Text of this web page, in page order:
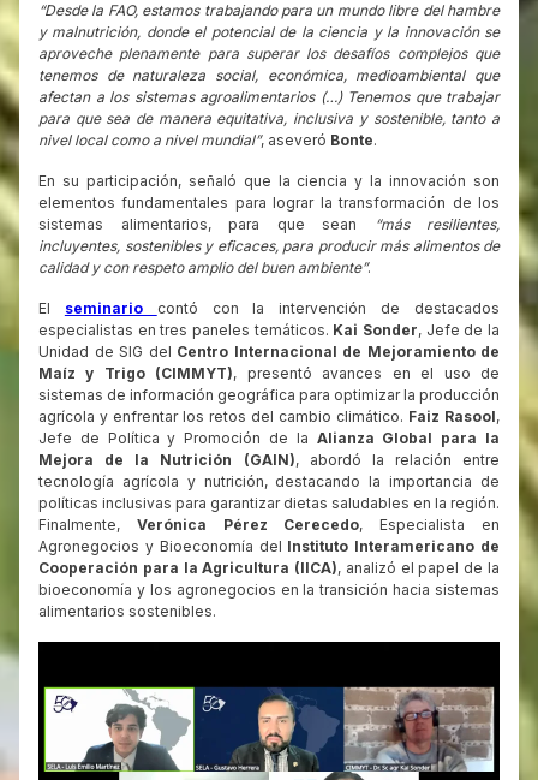
“Desde la FAO, estamos trabajando para un mundo libre del hambre
y malnutrición, donde el potencial de la ciencia y la innovación se
aproveche plenamente para superar los desafíos complejos que
tenemos de naturaleza social, económica, medioambiental que
afectan a los sistemas agroalimentarios (…) Tenemos que trabajar
para que sea de manera equitativa, inclusiva y sostenible, tanto a
nivel local como a nivel mundial”, aseveró Bonte.
En su participación, señaló que la ciencia y la innovación son
elementos fundamentales para lograr la transformación de los
sistemas alimentarios, para que sean
“más resilientes,
incluyentes, sostenibles y eficaces, para producir más alimentos de
calidad y con respeto amplio del buen ambiente”.
El seminario contó con la intervención de destacados
especialistas en tres paneles temáticos. Kai Sonder, Jefe de la
Unidad de SIG del Centro Internacional de Mejoramiento de
Maíz y Trigo (CIMMYT), presentó avances en el uso de
sistemas de información geográfica para optimizar la producción
agrícola y enfrentar los retos del cambio climático. Faiz Rasool,
Jefe de Política y Promoción de la Alianza Global para la
Mejora de la Nutrición (GAIN), abordó la relación entre
tecnología agrícola y nutrición, destacando la importancia de
políticas inclusivas para garantizar dietas saludables en la región.
Finalmente, Verónica Pérez Cerecedo, Especialista en
Agronegocios y Bioeconomía del Instituto Interamericano de
Cooperación para la Agricultura (IICA), analizó el papel de la
bioeconomía y los agronegocios en la transición hacia sistemas
alimentarios sostenibles.